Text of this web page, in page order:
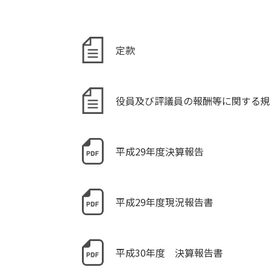
定款
役員及び評議員の報酬等に関する
平成29年度決算報告
平成29年度現況報告書
平成30年度 決算報告書